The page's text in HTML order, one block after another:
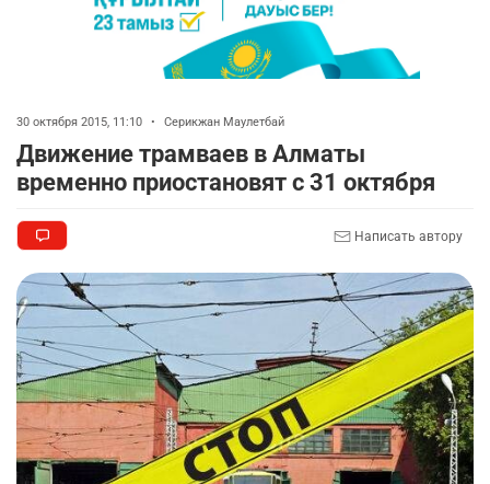
30 октября 2015, 11:10 • Серикжан Маулетбай
Движение трамваев в Алматы
временно приостановят с 31 октября
Написать автору